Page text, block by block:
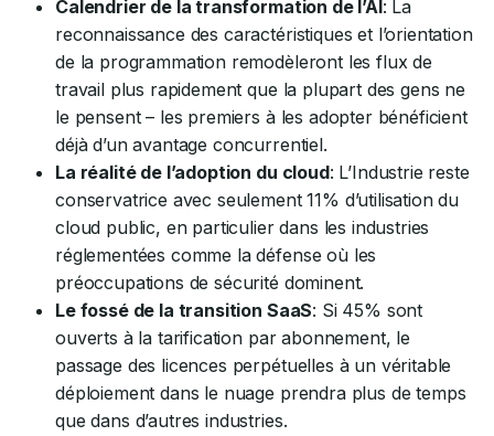
Calendrier de la transformation de l’AI : La
reconnaissance des caractéristiques et l’orientation
de la programmation remodèleront les flux de
travail plus rapidement que la plupart des gens ne
le pensent – les premiers à les adopter bénéficient
déjà d’un avantage concurrentiel.
La réalité de l’adoption du cloud: L’Industrie reste
conservatrice avec seulement 11% d’utilisation du
cloud public, en particulier dans les industries
réglementées comme la défense où les
préoccupations de sécurité dominent.
Le fossé de la transition SaaS: Si 45% sont
ouverts à la tarification par abonnement, le
passage des licences perpétuelles à un véritable
déploiement dans le nuage prendra plus de temps
que dans d’autres industries.